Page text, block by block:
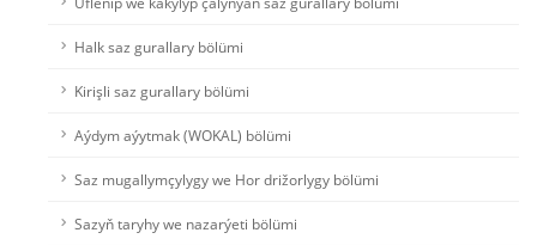
Halk saz gurallary bölümi
Kirişli saz gurallary bölümi
Aýdym aýytmak (WOKAL) bölümi
Saz mugallymçylygy we Hor drižorlygy bölümi
Sazyň taryhy we nazarýeti bölümi